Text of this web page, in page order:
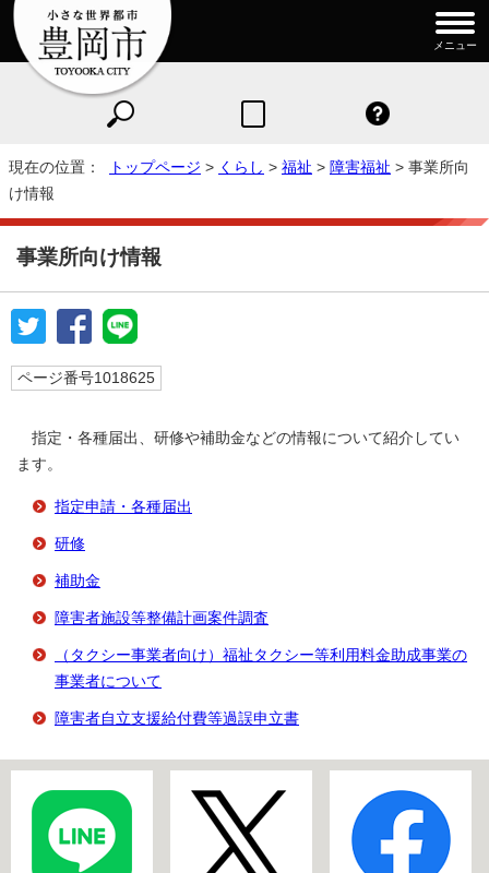
メニュー
現在の位置： トップページ > くらし > 福祉 > 障害福祉 > 事業所向
け情報
事業所向け情報
ページ番号1018625
指定・各種届出、研修や補助金などの情報について紹介してい
ます。
指定申請・各種届出
研修
補助金
障害者施設等整備計画案件調査
（タクシー事業者向け）福祉タクシー等利用料金助成事業の
事業者について
障害者自立支援給付費等過誤申立書